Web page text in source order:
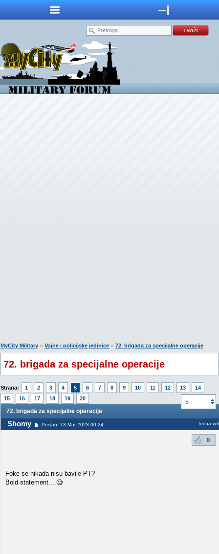
MyCity Military » Vojne i policijske jedinice » 72. brigada za specijalne operacije
72. brigada za specijalne operacije
Strana: 1 2 3 4 5 6 7 8 9 10 11 12 13
14
15
16 17 18 19 20
5
72. brigada za specijalne operacije
Shomy Poslao: 13 Mar 2023 00:24 Idi na vrh
0
Foke se nikada nisu bavile PT?
Bold statement....🧐